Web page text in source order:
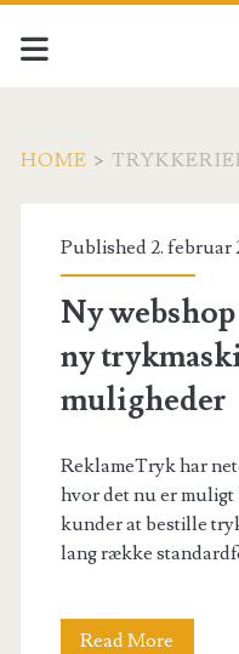
HOME >
Tag:
Published 2. februar
Ny
ny
muligheder
ReklameTryk har
hvor det nu er muligt
kunder at bestille
lang række
Read More